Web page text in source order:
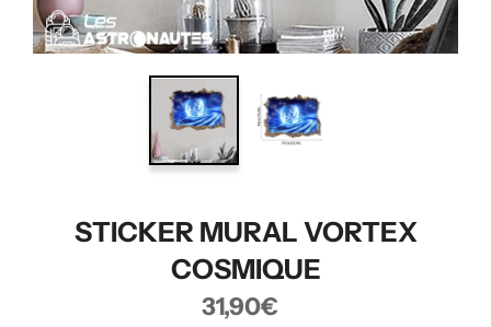
STICKER MURAL VORTEX
COSMIQUE
Prix
régulier
31,90€